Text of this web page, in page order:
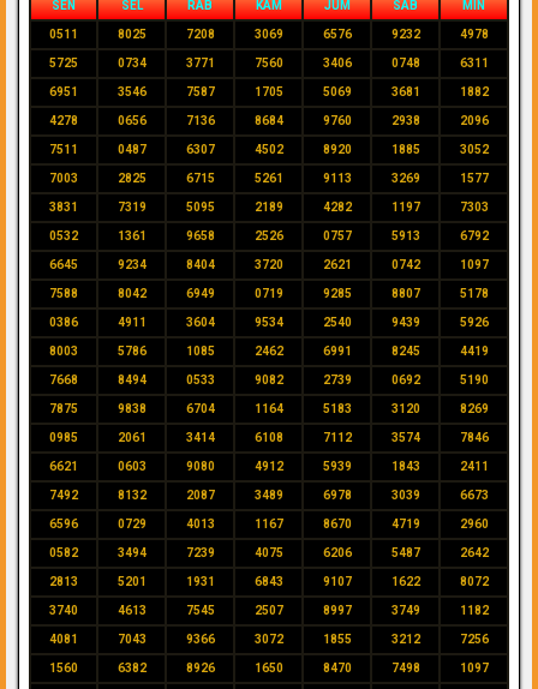
SEN SEL RAB KAM JUM SAB MIN
0511 8025 7208 3069 6576 9232 4978
5725 0734 3771 7560 3406 0748 6311
6951 3546 7587 1705 5069 3681 1882
4278 0656 7136 8684 9760 2938 2096
7511 0487 6307 4502 8920 1885 3052
7003 2825 6715 5261 9113 3269 1577
3831 7319 5095 2189 4282 1197 7303
0532 1361 9658 2526 0757 5913 6792
6645 9234 8404 3720 2621 0742 1097
7588 8042 6949 0719 9285 8807 5178
0386 4911 3604 9534 2540 9439 5926
8003 5786 1085 2462 6991 8245 4419
7668 8494 0533 9082 2739 0692 5190
7875 9838 6704 1164 5183 3120 8269
0985 2061 3414 6108 7112 3574 7846
6621 0603 9080 4912 5939 1843 2411
7492 8132 2087 3489 6978 3039 6673
6596 0729 4013 1167 8670 4719 2960
0582 3494 7239 4075 6206 5487 2642
2813 5201 1931 6843 9107 1622 8072
3740 4613 7545 2507 8997 3749 1182
4081 7043 9366 3072 1855 3212 7256
1560 6382 8926 1650 8470 7498 1097